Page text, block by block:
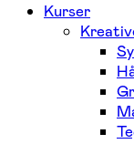
Kurser